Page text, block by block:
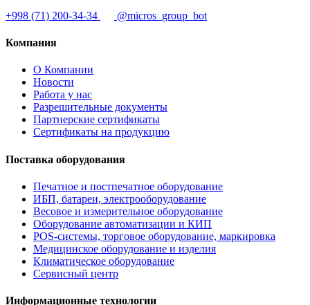
+998 (71) 200-34-34 @micros_group_bot
Компания
О Компании
Новости
Работа у нас
Разрешительные документы
Партнерские сертификаты
Сертификаты на продукцию
Поставка оборудования
Печатное и постпечатное оборудование
ИБП, батареи, электрооборудование
Весовое и измерительное оборудование
Оборудование автоматизации и КИП
POS-системы, торговое оборудование, маркировка
Медицинское оборудование и изделия
Климатическое оборудование
Сервисный центр
Информационные технологии